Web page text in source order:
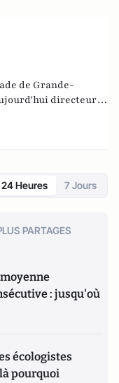
de Grande-
directeur-
de
24 Heures 7 Jours
PARTAGES
: jusqu'où
écologistes
pourquoi